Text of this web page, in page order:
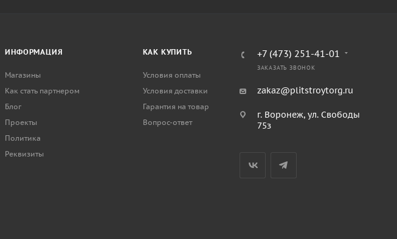
ИНФОРМАЦИЯ
Магазины
Как стать партнером
Блог
Проекты
Политика
Реквизиты
КАК КУПИТЬ
Условия оплаты
Условия доставки
Гарантия на товар
Вопрос-ответ
+7 (473) 251-41-01
ЗАКАЗАТЬ ЗВОНОК
zakaz@plitstroytorg.ru
г. Воронеж, ул. Свободы
75з